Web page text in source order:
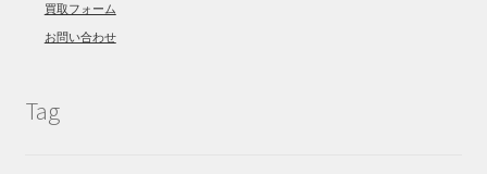
買取フォーム
お問い合わせ
Tag